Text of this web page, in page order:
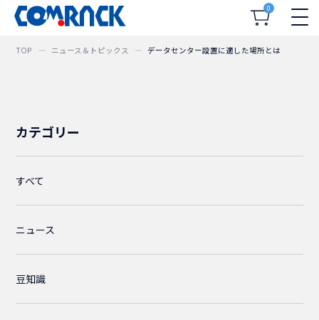
0
TOP ニュース＆トピックス データセンター設置に適した場所とは
カテゴリー
すべて
ニュース
豆知識